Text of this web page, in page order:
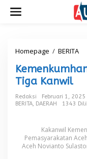
Homepage / BERITA
m
k
u
a
m
Tiga Kanwil
Redaksi
Februari 1, 2025
BERITA, DAERAH 1343
Kakanwil
Pemasyarakatan
Aceh Novianto